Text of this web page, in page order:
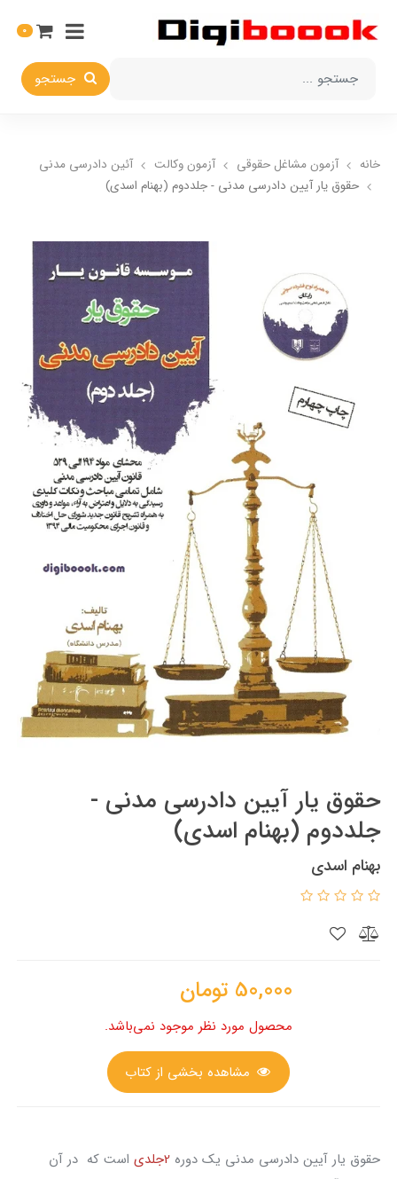
جستجو
0
خانه آزمون مشاغل حقوقی آزمون وکالت
آئین دادرسی مدنی
حقوق یار آیین دادرسی مدنی - جلددوم (بهنام اسدی)
حقوق یار آیین دادرسی مدنی -
جلددوم (بهنام اسدی)
بهنام اسدی
50,000 تومان
محصول مورد نظر موجود نمی‌باشد.
مشاهده بخشی از کتاب
حقوق یار آیین دادرسی مدنی یک دوره 2جلدی
است که در آن